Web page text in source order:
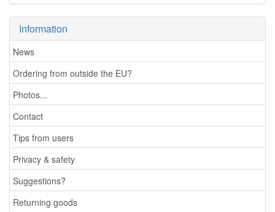
Information
News
Ordering from outside the EU?
Photos...
Contact
Tips from users
Privacy & safety
Suggestions?
Returning goods